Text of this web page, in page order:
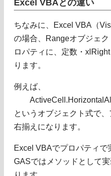
Excel VBAとの違い
ちなみに、Excel VBA（
の場合、Rangeオブジェ
ロパティに、定数・
ります。
例えば、
というオブジェクト式で
右揃えになります。
Excel VBAでプロパティで
GASではメソッドとして